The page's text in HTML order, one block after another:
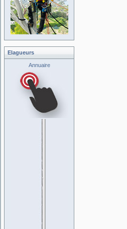
Elagueurs
Annuaire